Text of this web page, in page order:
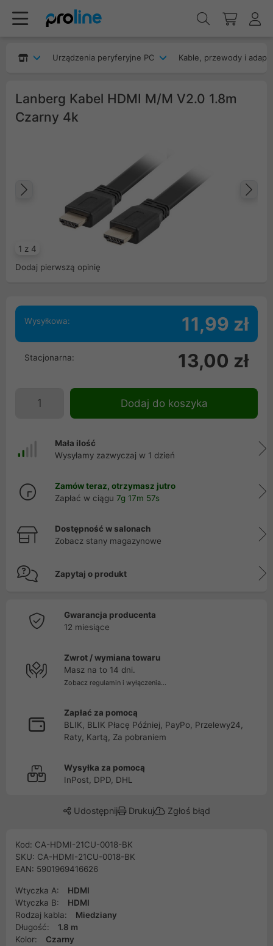
Urządzenia peryferyjne PC Kable, przewody i
Lanberg Kabel HDMI M/M V2.0 1.8m
Czarny 4k
1 z 4
Poprzedni
Dodaj pierwszą opinię
Wysyłkowa: 11,99 zł
Stacjonarna: 13,00 zł
Dodaj do koszyka
Mała ilość
Wysyłamy zazwyczaj w 1 dzień
Zamów teraz, otrzymasz jutro
Zapłać w ciągu 7g 17m 57s
Dostępność w salonach
Zobacz stany magazynowe
Zapytaj o produkt
Gwarancja producenta
12 miesiące
Zwrot / wymiana towaru
Masz na to 14 dni.
Zobacz regulamin i wyłączenia...
Zapłać za pomocą
BLIK, BLIK Płacę Później, PayPo, Przelewy24,
Raty, Kartą, Za pobraniem
Wysyłka za pomocą
InPost, DPD, DHL
Udostępnij Drukuj Zgłoś błąd
Kod: CA-HDMI-21CU-0018-BK
SKU: CA-HDMI-21CU-0018-BK
EAN: 5901969416626
Wtyczka A:
HDMI
Wtyczka B:
HDMI
Rodzaj kabla:
Miedziany
Długość:
1.8 m
Kolor:
Czarny